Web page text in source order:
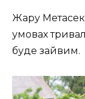
Жару
умовах
буде зайвим.